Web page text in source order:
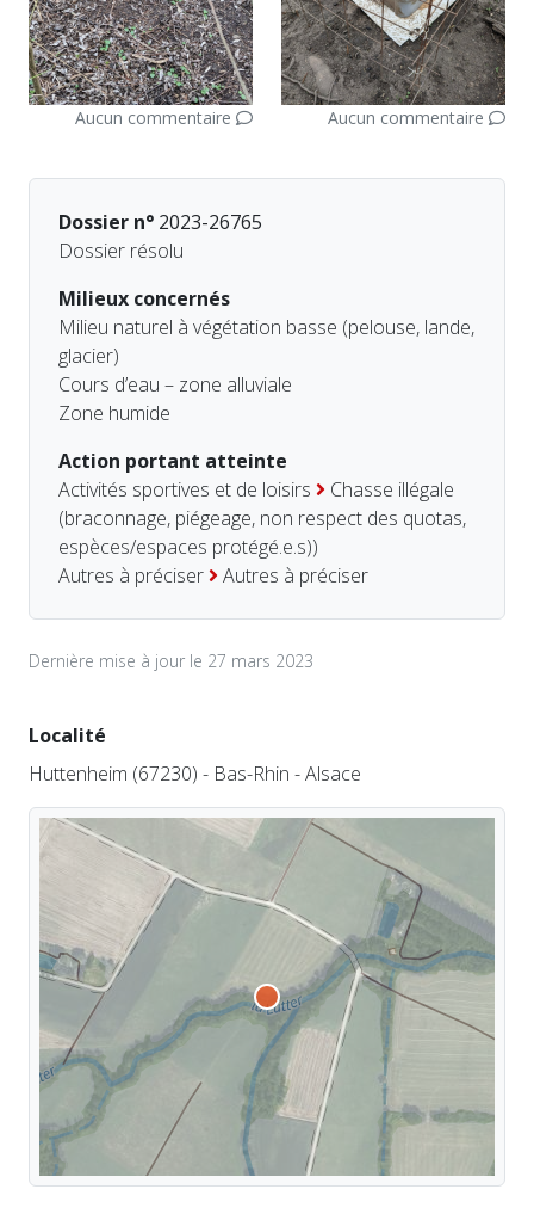
Aucun commentaire Aucun commentaire
Dossier n° 2023-26765
Dossier résolu
Milieux concernés
Milieu naturel à végétation basse (pelouse, lande,
glacier)
Cours d’eau – zone alluviale
Zone humide
Action portant atteinte
Activités sportives et de loisirs
Chasse illégale
(braconnage, piégeage, non respect des quotas,
espèces/espaces protégé.e.s))
Autres à préciser
Autres à préciser
Dernière mise à jour le 27 mars 2023
Localité
Huttenheim (67230) - Bas-Rhin - Alsace